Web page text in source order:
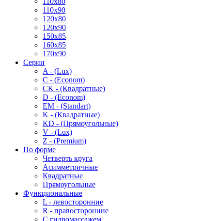
110x90
120x80
120x90
150x85
160x85
170x90
Серии
A - (Lux)
C - (Econom)
CK - (Квадратные)
D - (Econom)
EM - (Standart)
K - (Квадратные)
KD - (Прямоугольные)
V - (Lux)
Z - (Premium)
По форме
Четверть круга
Асимметричные
Квадратные
Прямоугольные
Функциональные
L - левосторонние
R - правосторонние
С гидромассажем